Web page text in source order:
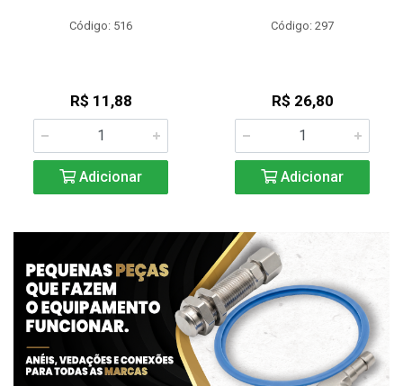
Código: 516
R$ 11,88
Adicionar
Código: 297
R$ 26,80
Adicionar